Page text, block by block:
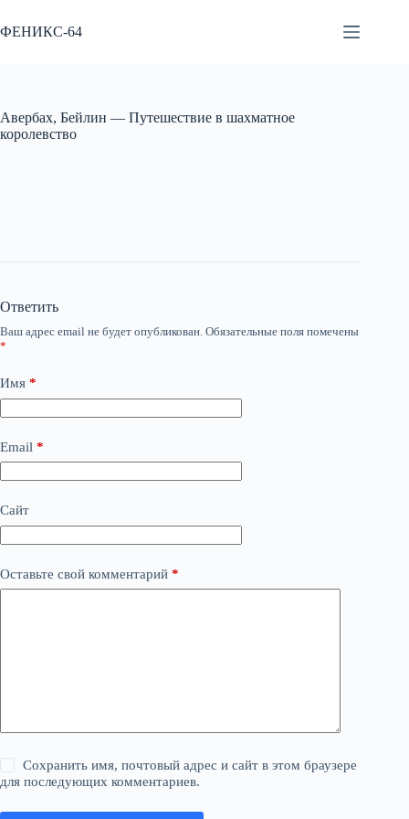
к
сути
ФЕНИКС-64
Авербах, Бейлин — Путешествие в шахматное
королевство
Ответить
Ваш адрес email не будет опубликован. Обязательные поля помечены
*
Имя *
Email *
Сайт
Оставьте свой комментарий *
Сохранить имя, почтовый адрес и сайт в этом браузере
для последующих комментариев.